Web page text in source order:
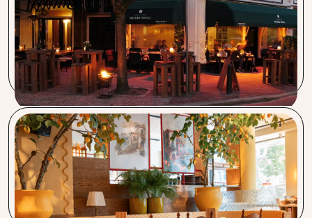
Sinds wij met de koffie van Capra Nera werken is het aantal
enthousiaste koffiedrinkers behoorlijk toegenomen. Ook
de service van de Barista bij het afstellen van de machine is
heel goed.
Vegitalian & Bar Cava
Procent neemt werk uit handen en begeleidt aanvragen
van A tot Z. Altijd bereikbaar en paraat. Ik raad Procent aan